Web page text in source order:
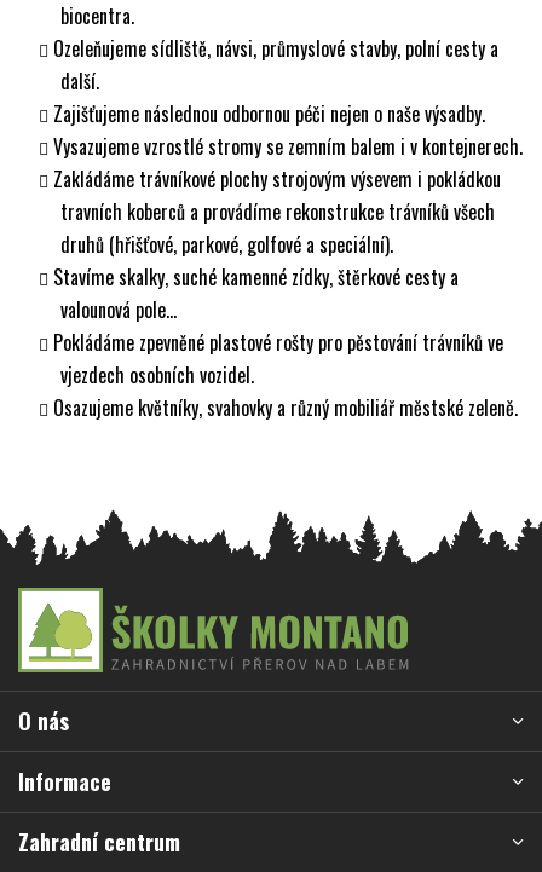
biocentra.
Ozeleňujeme sídliště, návsi, průmyslové stavby, polní cesty a
další.
Zajišťujeme následnou odbornou péči nejen o naše výsadby.
Vysazujeme vzrostlé stromy se zemním balem i v kontejnerech.
Zakládáme trávníkové plochy strojovým výsevem i pokládkou
travních koberců a provádíme rekonstrukce trávníků všech
druhů (hřišťové, parkové, golfové a speciální).
Stavíme skalky, suché kamenné zídky, štěrkové cesty a
valounová pole...
Pokládáme zpevněné plastové rošty pro pěstování trávníků ve
vjezdech osobních vozidel.
Osazujeme květníky, svahovky a různý mobiliář městské zeleně.
a
í
O nás
Informace
Zahradní centrum